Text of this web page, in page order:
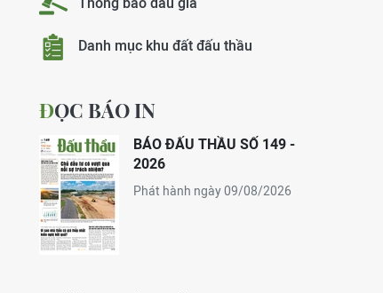
Danh mục khu đất đấu thầu
ĐỌC BÁO IN
BÁO ĐẤU THẦU SỐ 149 -
2026
Phát hành ngày 09/08/2026